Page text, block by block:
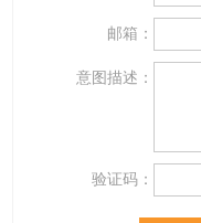
邮箱：
意图描述：
验证码：